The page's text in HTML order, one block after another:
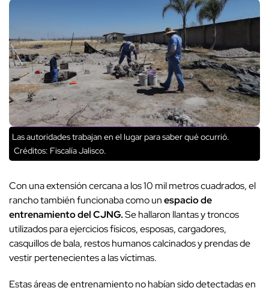
Las autoridades trabajan en el lugar para saber qué ocurrió.
Créditos: Fiscalía Jalisco.
Con una extensión cercana a los 10 mil metros cuadrados, el
rancho también funcionaba como unespacio de
entrenamiento del CJNG.Se hallaron llantas y troncos
utilizados para ejercicios físicos, esposas, cargadores,
casquillos de bala, restos humanos calcinados y prendas de
vestir pertenecientes a las víctimas.
Estas áreas de entrenamiento no habían sido detectadas en